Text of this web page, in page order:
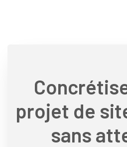
projet de
sans